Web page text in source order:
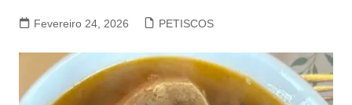
Fevereiro 24, 2026 PETISCOS